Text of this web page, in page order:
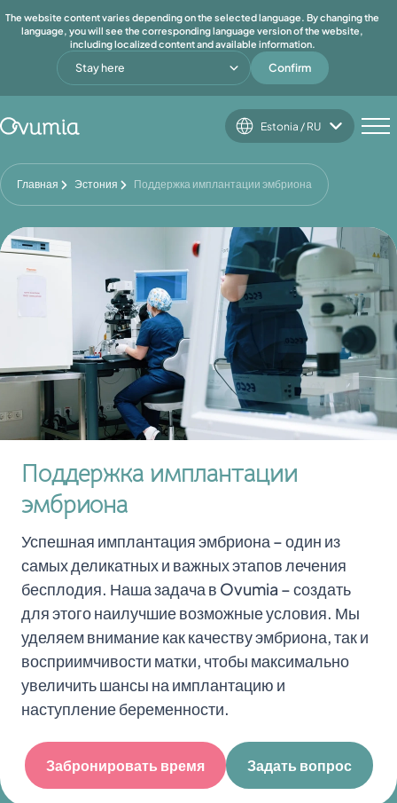
The website content varies depending on the selected language. By changing the
language, you will see the corresponding language version of the website,
including localized content and available information.
Stay here Confirm
Estonia / RU
Главная Эстония Поддержка имплантации эмбриона
Поддержка имплантации
эмбриона
Успешная имплантация эмбриона – один из
самых деликатных и важных этапов лечения
бесплодия. Наша задача в Ovumia – создать
для этого наилучшие возможные условия. Мы
уделяем внимание как качеству эмбриона, так и
восприимчивости матки, чтобы максимально
увеличить шансы на имплантацию и
наступление беременности.
Забронировать время Задать вопрос